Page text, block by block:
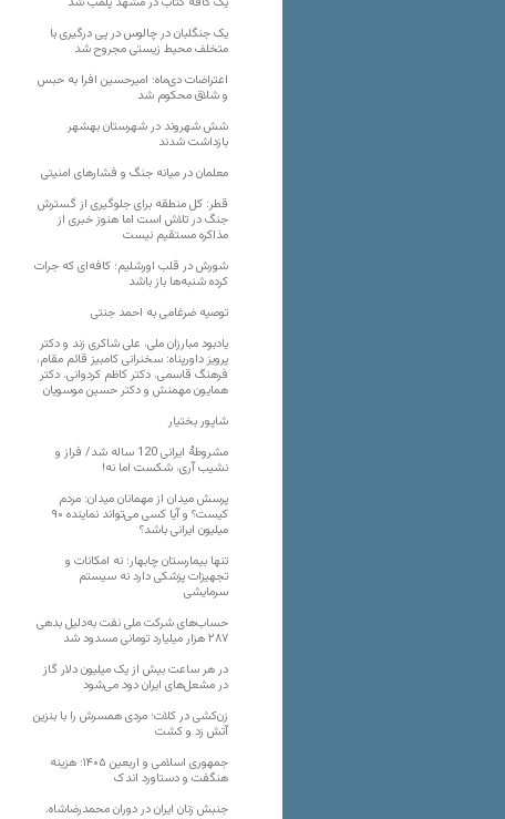
یک جنگلبان در چالوس در پی درگیری با
متخلف محیط زیستی مجروح شد
اعتراضات دی‌ماه؛ امیرحسین افرا به حبس
و شلاق محکوم شد
شش شهروند در شهرستان بهشهر
بازداشت شدند
معلمان در میانه جنگ و فشارهای امنیتی
قطر: کل منطقه برای جلوگیری از گسترش
جنگ در تلاش است اما هنوز خبری از
مذاکره مستقیم نیست
شورش در قلب اورشلیم؛ کافه‌ای که جرات
کرده شنبه‌ها باز باشد
توصیه ضرغامی به احمد جنتی
یادبود مبارزان ملی، علی شاکری زند و دکتر
پرویز داورپناه: سخنرانی کامبیز قائم مقام،
فرهنگ قاسمی، دکتر کاظم کردوانی، دکتر
همایون مهمنش و دکتر حسین موسویان
شاپور بختیار
مشروطۀ ایرانی 120 ساله شد/ فراز و
نشیب آری، شکست اما نه!
پرسش میدان از مهمانان میدان: مردم
کیست؟ و آیا کسی می‌تواند نماینده ۹۰
میلیون ایرانی باشد؟
تنها بیمارستان چابهار؛ نه امکانات و
تجهیزات پزشکی دارد نه سیستم
سرمایشی
حساب‌های شرکت ملی نفت به‌دلیل بدهی
۲۸۷ هزار میلیارد تومانی مسدود شد
در هر ساعت بیش از یک میلیون دلار گاز
در مشعل‌های ایران دود می‌شود
زن‌کشی در کلات؛ مردی همسرش را با بنزین
آتش زد و کشت
جمهوری اسلامی و اربعین ۱۴۰۵؛ هزینه
هنگفت و دستاورد اندک
جنبش زنان ایران در دوران محمدرضاشاه،